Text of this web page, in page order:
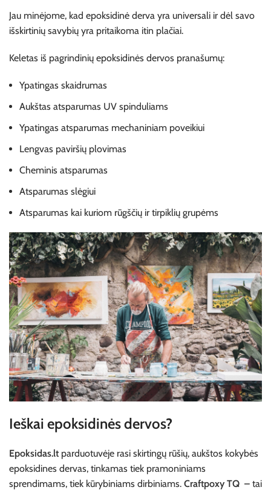
Jau minėjome, kad epoksidinė derva yra universali ir dėl savo
išskirtinių savybių yra pritaikoma itin plačiai.
Keletas iš pagrindinių epoksidinės dervos pranašumų:
Ypatingas skaidrumas
Aukštas atsparumas UV spinduliams
Ypatingas atsparumas mechaniniam poveikiui
Lengvas paviršių plovimas
Cheminis atsparumas
Atsparumas slėgiui
Atsparumas kai kuriom rūgščių ir tirpiklių grupėms
Ieškai epoksidinės dervos?
Epoksidas.ltparduotuvėje rasi skirtingų rūšių, aukštos kokybės
epoksidines dervas, tinkamas tiek pramoniniams
sprendimams, tiek kūrybiniams dirbiniams. Craftpoxy TQ – tai